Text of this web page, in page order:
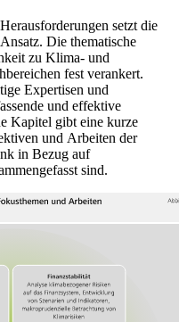
setzt die
Ansatz. Die thematische
zu Klima- und
fest verankert.
Expertisen und
und effektive
Kapitel gibt eine kurze
und Arbeiten der
in Bezug auf
sind.